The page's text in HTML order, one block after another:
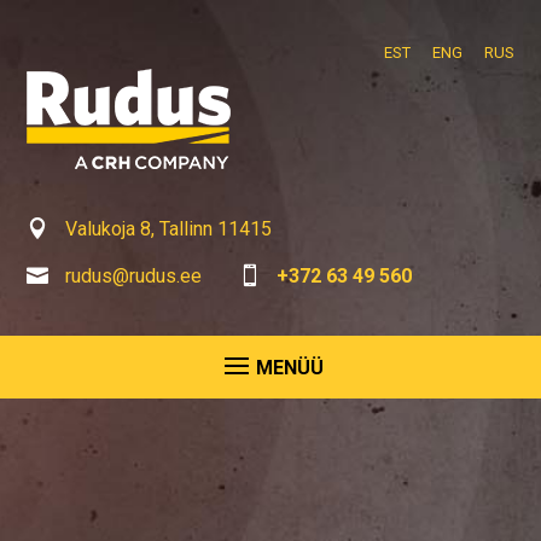
EST ENG RUS
 Valukoja 8, Tallinn 11415
 rudus@rudus.ee  +372 63 49 560